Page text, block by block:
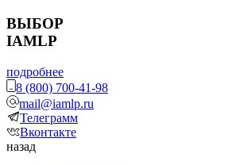
ВЫБОР
IAMLP
подробнее
8 (800) 700-41-98
mail@iamlp.ru
Телеграмм
Вконтакте
назад